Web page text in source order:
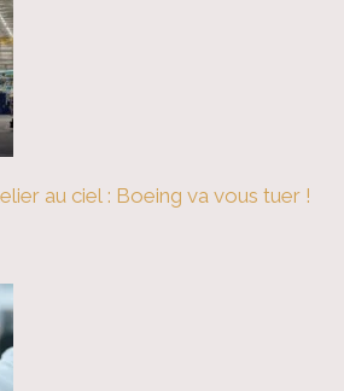
au ciel : Boeing va vous tuer !